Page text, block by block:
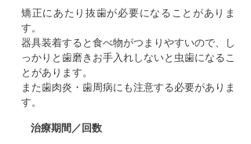
矯正にあたり抜歯が必要になることがありま
す。
器具装着すると食べ物がつまりやすいので、し
っかりと歯磨きお手入れしないと虫歯になるこ
とがあります。
また歯肉炎・歯周病にも注意する必要がありま
す。
治療期間／回数